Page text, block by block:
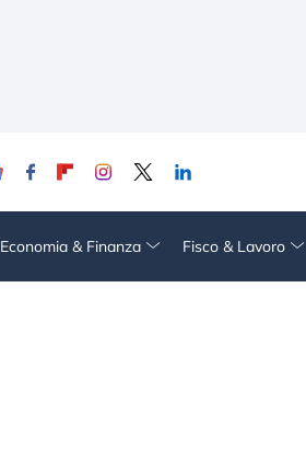
Economia & Finanza Fisco & Lavoro